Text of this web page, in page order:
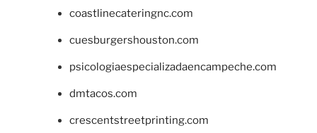
coastlinecateringnc.com
cuesburgershouston.com
psicologiaespecializadaencampeche.com
dmtacos.com
crescentstreetprinting.com